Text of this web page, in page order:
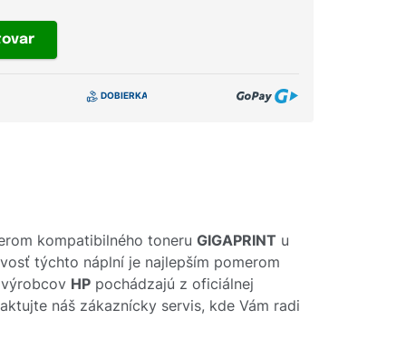
kompatibilného toneru GIGAPRINT u
týchto náplní je najlepším pomerom
HP pochádzajú z oficiálnej
náš zákaznícky servis, kde Vám radi